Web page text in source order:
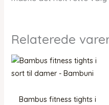
Relaterede
Bambus fitness tights i